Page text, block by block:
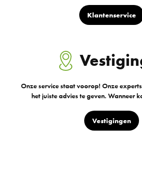
Klantenservice
Onze service staat voorop! Onze
het juiste advies te geven. Wanneer
Vestigingen